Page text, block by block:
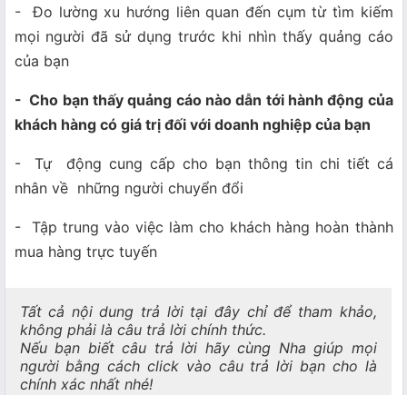
- Đo lường xu hướng liên quan đến cụm từ tìm kiếm
mọi người đã sử dụng trước khi nhìn thấy quảng cáo
của bạn
- Cho bạn thấy quảng cáo nào dẫn tới hành động của
khách hàng có giá trị đối với doanh nghiệp của bạn
- Tự động cung cấp cho bạn thông tin chi tiết cá
nhân về những người chuyển đổi
- Tập trung vào việc làm cho khách hàng hoàn thành
mua hàng trực tuyến
Tất cả nội dung trả lời tại đây chỉ để tham khảo,
không phải là câu trả lời chính thức.
Nếu bạn biết câu trả lời hãy cùng Nha giúp mọi
người bằng cách click vào câu trả lời bạn cho là
chính xác nhất nhé!